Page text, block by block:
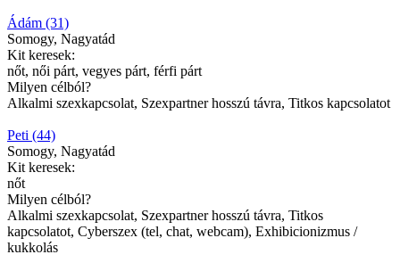
Ádám (31)
Somogy, Nagyatád
Kit keresek:
nőt, női párt, vegyes párt, férfi párt
Milyen célból?
Alkalmi szexkapcsolat, Szexpartner hosszú távra, Titkos kapcsolatot
Peti (44)
Somogy, Nagyatád
Kit keresek:
nőt
Milyen célból?
Alkalmi szexkapcsolat, Szexpartner hosszú távra, Titkos
kapcsolatot, Cyberszex (tel, chat, webcam), Exhibicionizmus /
kukkolás